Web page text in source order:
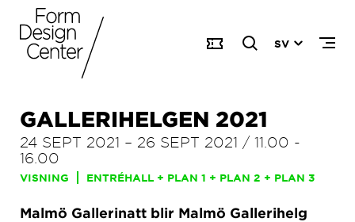
SV
GALLERIHELGEN 2021
24 SEPT 2021 – 26 SEPT 2021 / 11.00 -
16.00
VISNING ENTRÉHALL + PLAN 1 + PLAN 2 + PLAN 3
Malmö Gallerinatt blir Malmö Gallerihelg